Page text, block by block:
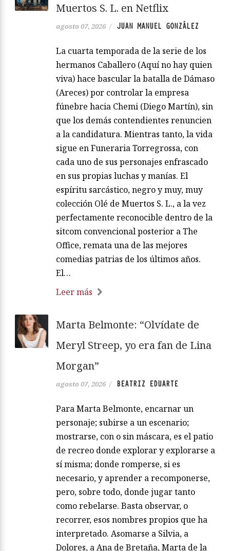
Muertos S. L. en Netflix
agosto 07, 2026 / JUAN MANUEL GONZÁLEZ
La cuarta temporada de la serie de los
hermanos Caballero (Aquí no hay quien
viva) hace bascular la batalla de Dámaso
(Areces) por controlar la empresa
fúnebre hacia Chemi (Diego Martín), sin
que los demás contendientes renuncien
a la candidatura. Mientras tanto, la vida
sigue en Funeraria Torregrossa, con
cada uno de sus personajes enfrascado
en sus propias luchas y manías. El
espíritu sarcástico, negro y muy, muy
colección Olé de Muertos S. L., a la vez
perfectamente reconocible dentro de la
sitcom convencional posterior a The
Office, remata una de las mejores
comedias patrias de los últimos años.
El…
Leer más
Marta Belmonte: “Olvídate de
Meryl Streep, yo era fan de Lina
Morgan”
agosto 07, 2026 / BEATRIZ EDUARTE
Para Marta Belmonte, encarnar un
personaje; subirse a un escenario;
mostrarse, con o sin máscara, es el patio
de recreo donde explorar y explorarse a
sí misma; donde romperse, si es
necesario, y aprender a recomponerse,
pero, sobre todo, donde jugar tanto
como rebelarse. Basta observar, o
recorrer, esos nombres propios que ha
interpretado. Asomarse a Silvia, a
Dolores, a Ana de Bretaña, Marta de la